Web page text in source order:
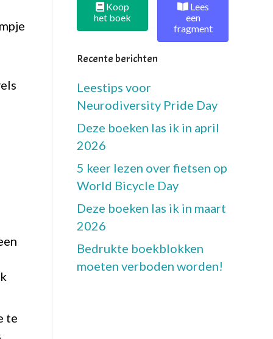
te
Koop
het boek
Lees
een
fragment
Recente berichten
Leestips voor
Neurodiversity Pride Day
Deze boeken las ik in april
2026
5 keer lezen over fietsen op
World Bicycle Day
Deze boeken las ik in maart
2026
Bedrukte boekblokken
moeten verboden worden!